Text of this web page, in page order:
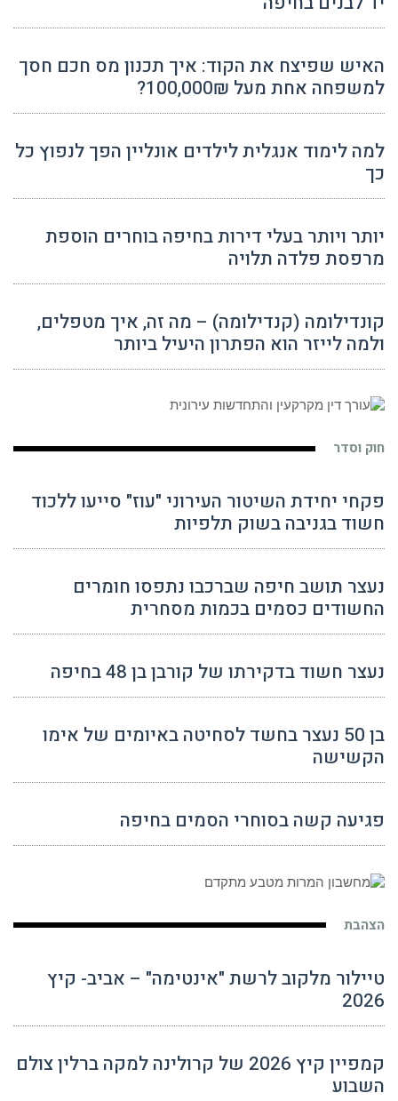
האיש שפיצח את הקוד: איך תכנון מס חכם חסך
למשפחה אחת מעל 100,000₪?
למה לימוד אנגלית לילדים אונליין הפך לנפוץ כל
כך
יותר ויותר בעלי דירות בחיפה בוחרים הוספת
מרפסת פלדה תלויה
קונדילומה (קנדילומה) – מה זה, איך מטפלים,
ולמה לייזר הוא הפתרון היעיל ביותר
חוק וסדר
פקחי יחידת השיטור העירוני "עוז" סייעו ללכוד
חשוד בגניבה בשוק תלפיות
נעצר תושב חיפה שברכבו נתפסו חומרים
החשודים כסמים בכמות מסחרית
נעצר חשוד בדקירתו של קורבן בן 48 בחיפה
בן 50 נעצר בחשד לסחיטה באיומים של אימו
הקשישה
פגיעה קשה בסוחרי הסמים בחיפה
הצהבת
טיילור מלקוב לרשת "אינטימה" – אביב- קיץ
2026
קמפיין קיץ 2026 של קרולינה למקה ברלין צולם
השבוע